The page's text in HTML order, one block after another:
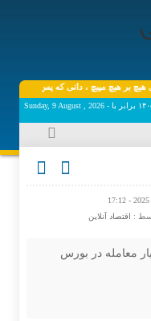
بر هیچ مپیچ ، دانی که پس از عمر چه
: اقتصاد آنلاین
معامله در بورس